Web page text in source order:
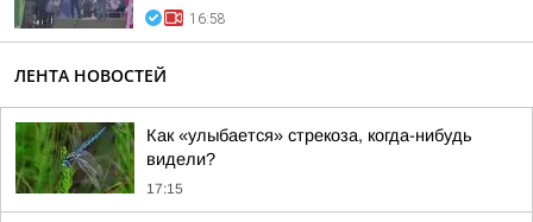
16:58
ЛЕНТА НОВОСТЕЙ
Как «улыбается» стрекоза, когда-нибудь
видели?
17:15